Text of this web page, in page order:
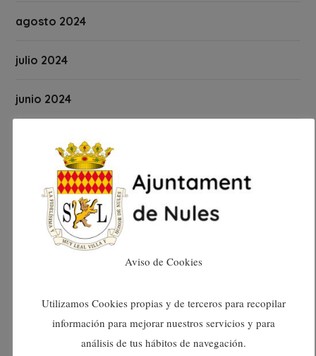
agosto 2024
julio 2024
junio 2024
abril 2024
marzo 2024
febrero 2024
diciembre 2023
Aviso de Cookies
Utilizamos Cookies propias y de terceros para recopilar
información para mejorar nuestros servicios y para
análisis de tus hábitos de navegación.